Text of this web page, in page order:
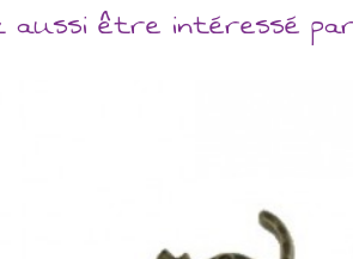
aussi être intéressé